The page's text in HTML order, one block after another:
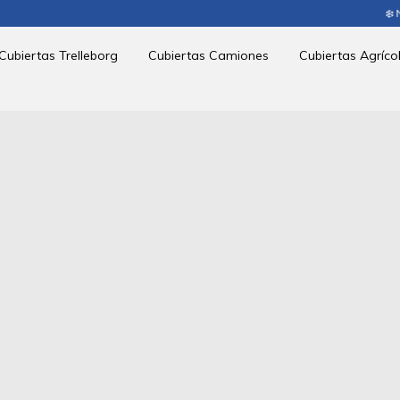
❄️ NEUMÁTICOS
Trelleborg Cubiertas Camiones Cubiertas